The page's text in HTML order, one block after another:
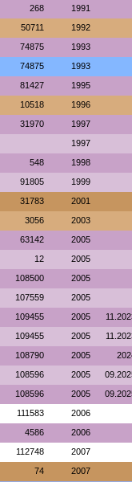
268 1991
50711 1992
74875 1993
74875 1993
81427 1995
10518 1996
31970 1997
1997
548 1998
91805 1999
31783 2001
3056 2003
63142 2005
12 2005
108500 2005
107559 2005
109455 2005
109455 2005
108790 2005
108596 2005
108596 2005
111583 2006
4586 2006
112748 2007
74 2007